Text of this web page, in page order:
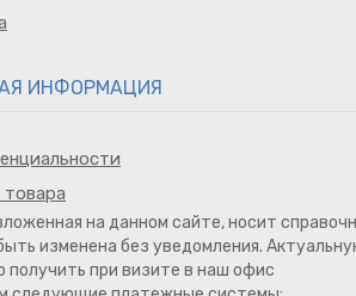
ИНФОРМАЦИЯ
на данном сайте, носит
изменена без уведомления.
при визите в наш офис